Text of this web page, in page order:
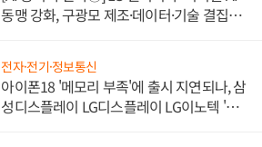
동맹 강화, 구광모 제조·데이터·기술 결집
전자·전기·정보통신
아이폰18 '메모리 부족'에 출시 지연되나, 삼
성디스플레이 LG디스플레이 LG이노텍 '탈